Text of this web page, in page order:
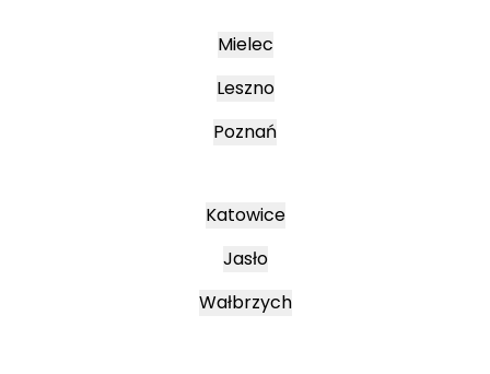
Mielec
Leszno
Poznań
Katowice
Jasło
Wałbrzych